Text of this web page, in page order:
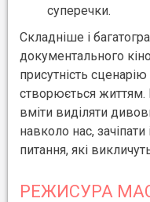
суперечки.
Складніше і
документального
присутність
створюється життям.
вміти виділяти
навколо нас,
питання, які
РЕЖИСУРА